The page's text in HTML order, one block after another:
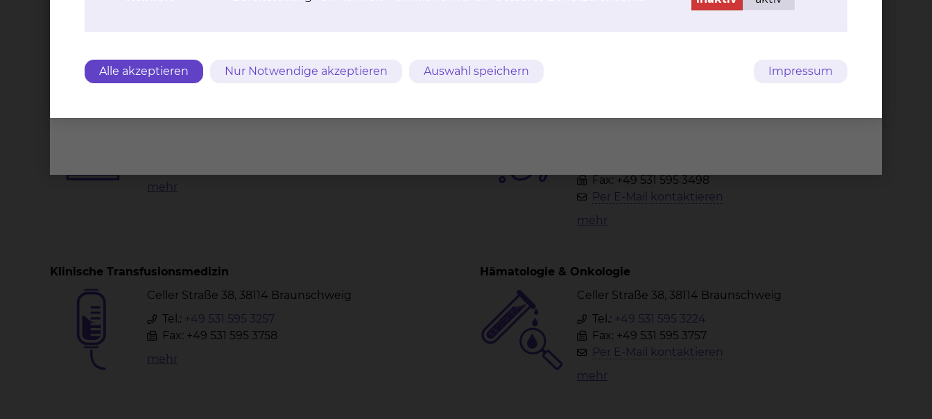
Pathologie
mehr
Fax: +49 531 595 3498
Per E-Mail kontaktieren
mehr
Klinische Transfusionsmedizin
Celler Straße 38, 38114 Braunschweig
Tel.: +49 531 595 3257
Fax: +49 531 595 3758
mehr
Hämatologie & Onkologie
Celler Straße 38, 38114 Braunschweig
Tel.: +49 531 595 3224
Fax: +49 531 595 3757
Per E-Mail kontaktieren
mehr
Alle akzeptieren Nur Notwendige akzeptieren Auswahl speichern Impressum